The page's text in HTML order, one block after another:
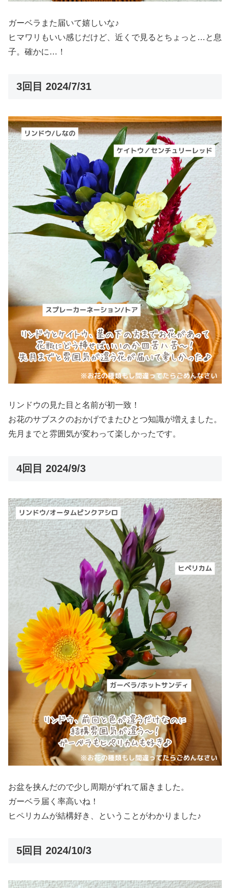
ガーベラまた届いて嬉しいな♪
ヒマワリもいい感じだけど、近くで見るとちょっと…と息
子。確かに…！
3回目 2024/7/31
リンドウの見た目と名前が初一致！
お花のサブスクのおかげでまたひとつ知識が増えました。
先月までと雰囲気が変わって楽しかったです。
4回目 2024/9/3
お盆を挟んだので少し周期がずれて届きました。
ガーベラ届く率高いね！
ヒペリカムが結構好き、ということがわかりました♪
5回目 2024/10/3